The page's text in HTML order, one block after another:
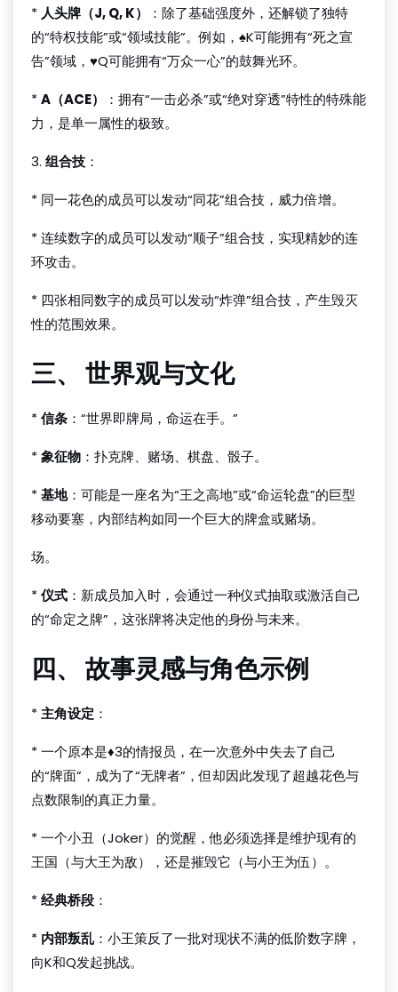
* 人头牌（J, Q, K）
：除了基础强度外，还解锁了独特
的“特权技能”或“领域技能”。例如，♠K可能拥有“死之宣
告”领域，♥Q可能拥有“万众一心”的鼓舞光环。
*A（ACE）
：拥有“一击必杀”或“绝对穿透”特性的特殊能
力，是单一属性的极致。
3. 组合技 ：
* 同一花色的成员可以发动“同花”组合技，威力倍增。
* 连续数字的成员可以发动“顺子”组合技，实现精妙的连
环攻击。
* 四张相同数字的成员可以发动“炸弹”组合技，产生毁灭
性的范围效果。
三、 世界观与文化
*信条 ：“世界即牌局，命运在手。”
*象征物 ：扑克牌、赌场、棋盘、骰子。
*基地：可能是一座名为“王之高地”或“命运轮盘”的巨型
移动要塞，内部结构如同一个巨大的牌盒或赌场。
场。
*仪式 ：新成员加入时，会通过一种仪式抽取或激活自己
的“命定之牌”，这张牌将决定他的身份与未来。
四、 故事灵感与角色示例
*主角设定 ：
* 一个原本是♦3的情报员，在一次意外中失去了自己
的“牌面”，成为了“无牌者”，但却因此发现了超越花色与
点数限制的真正力量。
* 一个小丑（Joker）的觉醒，他必须选择是维护现有的
王国（与大王为敌），还是摧毁它（与小王为伍）。
*经典桥段 ：
* 内部叛乱 ：小王策反了一批对现状不满的低阶数字牌，
向K和Q发起挑战。